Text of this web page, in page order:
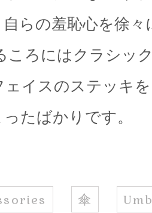
らの羞恥心を徐
ころにはクラシッ
イスのステッキ
たばかりです。
傘